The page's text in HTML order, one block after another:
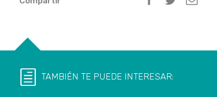
TAMBIÉN TE PUEDE INTERESAR: